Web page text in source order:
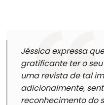
Jéssica expressa
gratificante ter o
uma revista de tal
adicionalmente,
reconhecimento do